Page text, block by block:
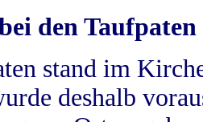
den Taufpaten
stand im
deshalb